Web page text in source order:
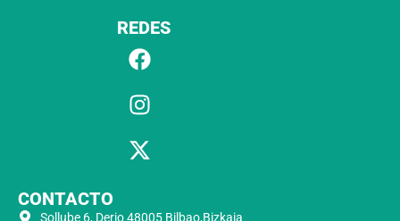
REDES
CONTACTO
Sollube 6, Derio 48005 Bilbao,Bizkaia